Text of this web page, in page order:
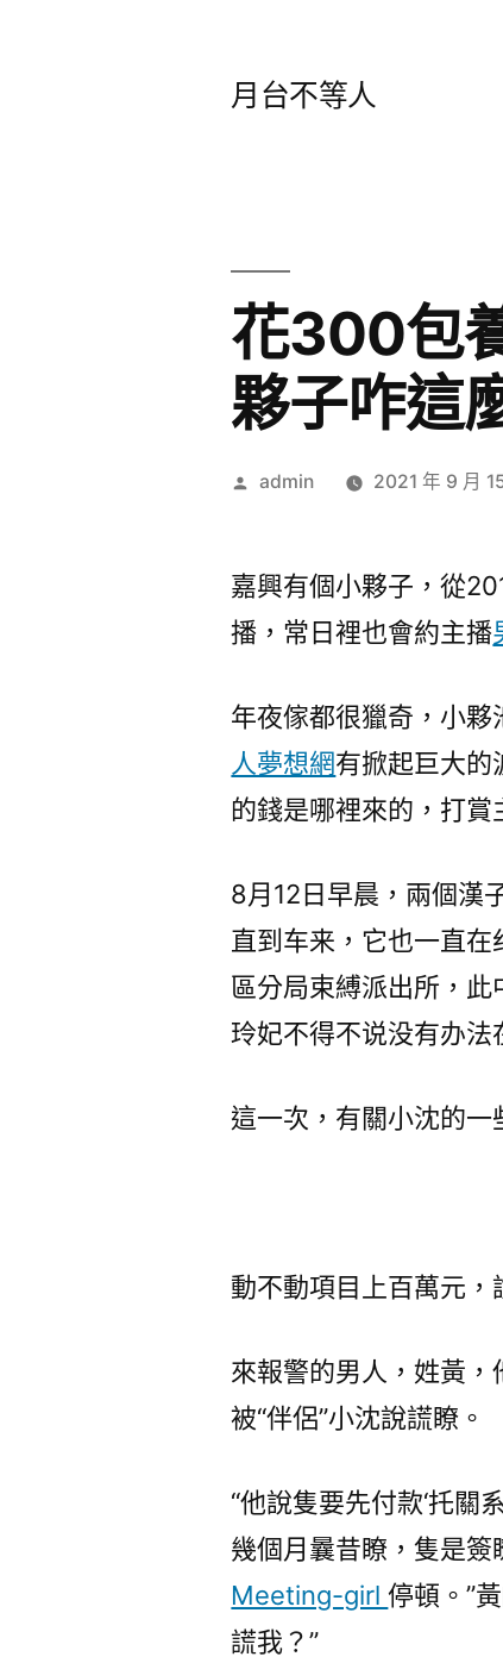
月台不等人
花300包
夥子咋這
作
admin 2021 年 9 月
嘉興有個小夥子，從
播，常日裡也會約主播
年夜傢都很獵奇，小
人夢想網有掀起巨大的
的錢是哪裡來的，打
8月12日早晨，兩個漢
直到车来，它也一直
區分局束縛派出所，此
玲妃不得不说没有办法
這一次，有關小沈的一
動不動項目上百萬元
來報警的男人，姓黃，
被“伴侶”小沈說謊瞭。
“他說隻要先付款‘托關
幾個月曩昔瞭，隻是簽
Meeting-girl停頓。”
謊我？”